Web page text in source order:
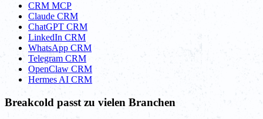
CRM MCP
Claude CRM
ChatGPT CRM
LinkedIn CRM
WhatsApp CRM
Telegram CRM
OpenClaw CRM
Hermes AI CRM
Breakcold passt zu vielen Branchen